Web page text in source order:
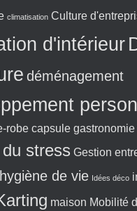
climatisation Culture
d'intérieur
déménagement
robe capsule
stress Gestion
hygiène de vie Idées déco
maison Mobilité